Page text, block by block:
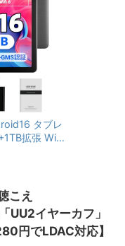
タブレ
拡張 WiFi
本語説明書
こえ
UU2イヤーカフ」
円でLDAC対応】